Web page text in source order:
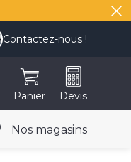
Contactez-nous !
Panier Devis
Nos magasins